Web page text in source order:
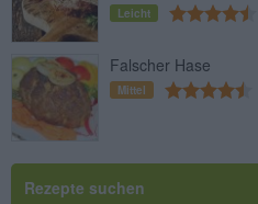
Leicht
Falscher Hase
Mittel
Rezepte suchen